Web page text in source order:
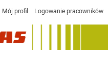
Mój profil Logowanie pracowników